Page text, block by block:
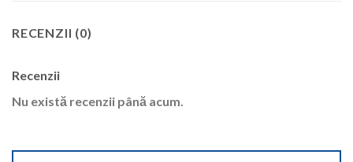
RECENZII (0)
Recenzii
Nu există recenzii până acum.